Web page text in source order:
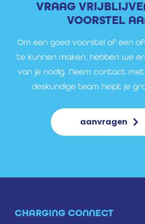
VRAAG
VOORSTEL
Om een goed voorstel of een
te kunnen maken, hebben we
van je nodig. Neem contact
deskundige team helpt je
aanvragen
CHARGING CONNECT